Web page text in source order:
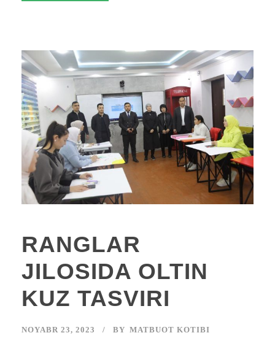
RANGLAR
JILOSIDA OLTIN
KUZ TASVIRI
NOYABR 23, 2023 BY MATBUOT KOTIBI